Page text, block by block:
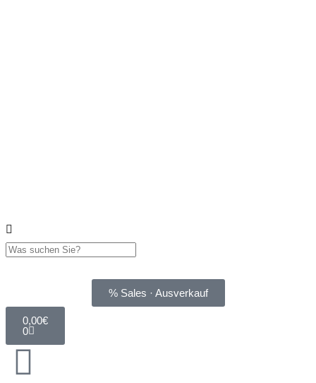
% Sales · Ausverkauf
0,00€
0